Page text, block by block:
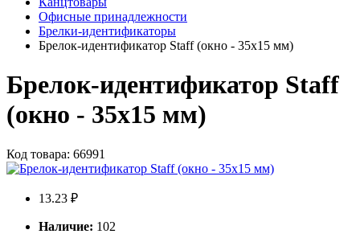
Офисные принадлежности
Брелки-идентификаторы
Брелок-идентификатор Staff (окно - 35х15 мм)
Брелок-идентификатор Staff
(окно - 35х15 мм)
Код товара: 66991
13.23 ₽
Наличие: 102